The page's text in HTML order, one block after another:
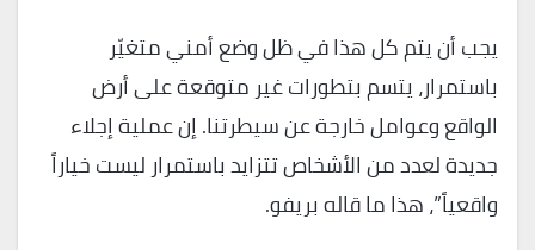
يجب أن يتم كل هذا في ظل وضع أمني متغيّر
باستمرار، يتسم بتطورات غير متوقعة على أرض
الواقع وعوامل خارجة عن سيطرتنا. إن عملية إجلاء
جديدة لعدد من الأشخاص تتزايد باستمرار ليست خياراً
واقعياً”، هذا ما قاله بريفو.